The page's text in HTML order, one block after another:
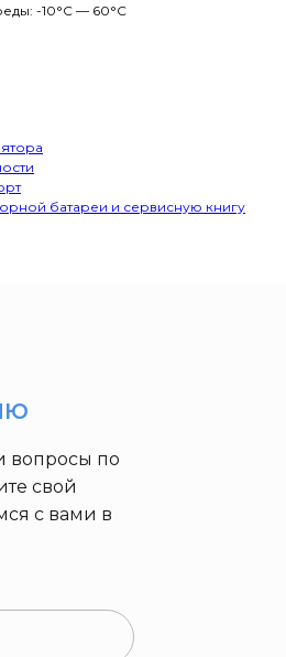
-10°C — 60°C
батареи и сервисную книгу
вопросы по
свой
с вами в